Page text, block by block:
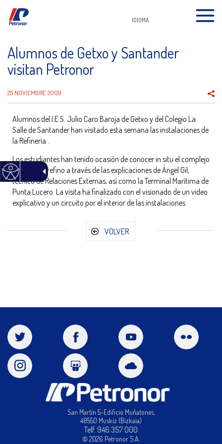
IDIOMA
Alumnos de Getxo y Santander
visitan Petronor
25 NOVIEMBRE 2009
Alumnos del I.E.S. Julio Caro Baroja de Getxo y del Colegio La
Salle de Santander han visitado esta semana las instalaciones de
la Refinería .
Los estudiantes han tenido ocasión de conocer in situ el complejo
proceso de refino a través de las explicaciones de Ángel Gil,
técnico de Relaciones Externas, así como la Terminal Marítima de
Punta Lucero. La visita ha finalizado con el visionado de un video
explicativo y un circuito por el interior de las instalaciones.
VOLVER
San Martín 5-Edificio Muñatones,
48550 Muskiz (Bizkaia)
Telf. 946 357 000
© 2026 Petronor S.A.